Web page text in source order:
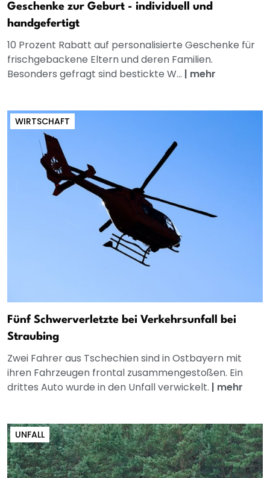
Geschenke zur Geburt - individuell und
handgefertigt
10 Prozent Rabatt auf personalisierte Geschenke für
frischgebackene Eltern und deren Familien.
Besonders gefragt sind bestickte W... | mehr
WIRTSCHAFT
Fünf Schwerverletzte bei Verkehrsunfall bei
Straubing
Zwei Fahrer aus Tschechien sind in Ostbayern mit
ihren Fahrzeugen frontal zusammengestoßen. Ein
drittes Auto wurde in den Unfall verwickelt. | mehr
UNFALL